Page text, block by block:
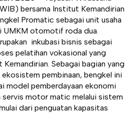
bersama Institut Kemandirian
Promatic sebagai unit usaha
UMKM otomotif roda dua.
inkubasi bisnis sebagai
pelatihan vokasional yang
Sebagai bagian yang
pembinaan, bengkel ini
model pemberdayaan ekonomi
servis motor matic melalui sistem
dari penguatan kapasitas